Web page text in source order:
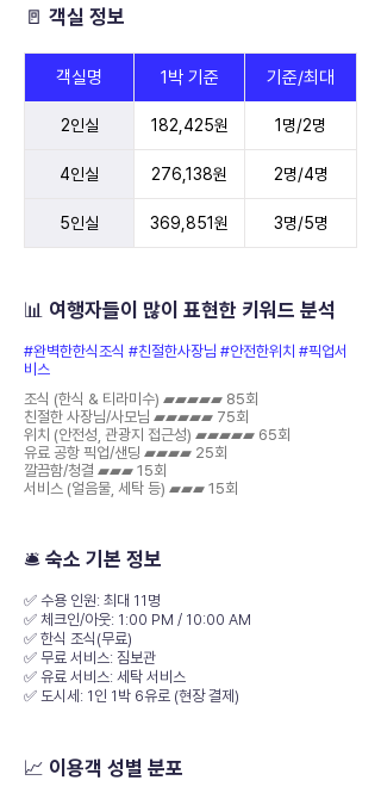
🚪 객실 정보
객실명 1박 기준 기준/최대
2인실 182,425원 1명/2명
4인실 276,138원 2명/4명
5인실 369,851원 3명/5명
📊 여행자들이 많이 표현한 키워드 분석
#완벽한한식조식 #친절한사장님 #안전한위치 #픽업서
비스
조식 (한식 & 티라미수) ▰▰▰▰▰ 85회
친절한 사장님/사모님 ▰▰▰▰▰ 75회
위치 (안전성, 관광지 접근성) ▰▰▰▰▰ 65회
유료 공항 픽업/샌딩 ▰▰▰▰ 25회
깔끔함/청결 ▰▰▰ 15회
서비스 (얼음물, 세탁 등) ▰▰▰ 15회
🛎️ 숙소 기본 정보
✅ 수용 인원: 최대 11명
✅ 체크인/아웃: 1:00 PM / 10:00 AM
✅ 한식 조식(무료)
✅ 무료 서비스: 짐보관
✅ 유료 서비스: 세탁 서비스
✅ 도시세: 1인 1박 6유로 (현장 결제)
📈 이용객 성별 분포